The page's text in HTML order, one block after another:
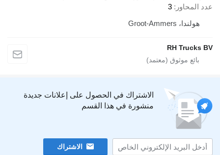
عدد المحاور
3
هولندا، Groot-Ammers
RH Trucks BV
الاشتراك في الحصول على إعلانات جديدة
منشورة في هذا القسم
الاشتراك